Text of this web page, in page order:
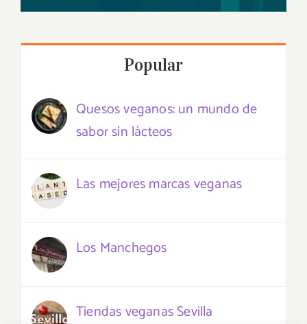
Popular
Quesos veganos: un mundo de
sabor sin lácteos
Las mejores marcas veganas
Los Manchegos
Tiendas veganas Sevilla